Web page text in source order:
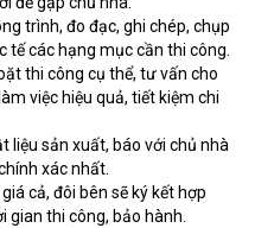
trình, đo đạc, ghi chép, chụp
tế các hạng mục cần thi công.
thi công cụ thể, tư vấn cho
việc hiệu quả, tiết kiệm chi
liệu sản xuất, báo với chủ nhà
xác nhất.
cả, đôi bên sẽ ký kết hợp
gian thi công, bảo hành.